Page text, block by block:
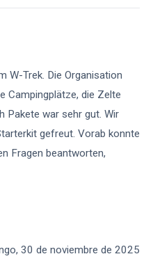
W-Trek. Die Organisation
Campingplätze, die Zelte
Pakete war sehr gut. Wir
gefreut. Vorab konnte
Fragen beantworten,
30 de noviembre de 2025